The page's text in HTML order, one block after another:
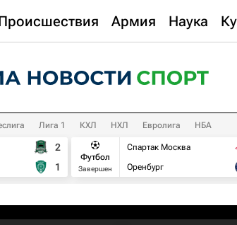
Армия Наука
Лига 1 КХЛ НХЛ Евролига НБА
2
1
Футбол
Завершен
Спартак Москва
Оренбург